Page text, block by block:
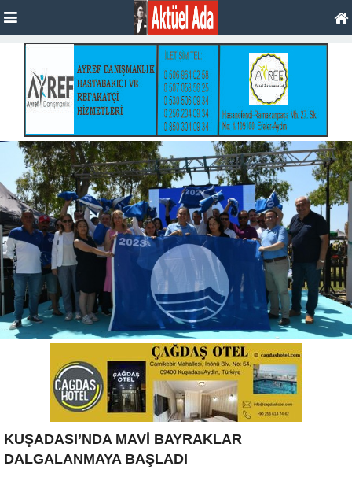
KUŞADASI’NDA MAVİ BAYRAKLAR
DALGALANMAYA BAŞLADI